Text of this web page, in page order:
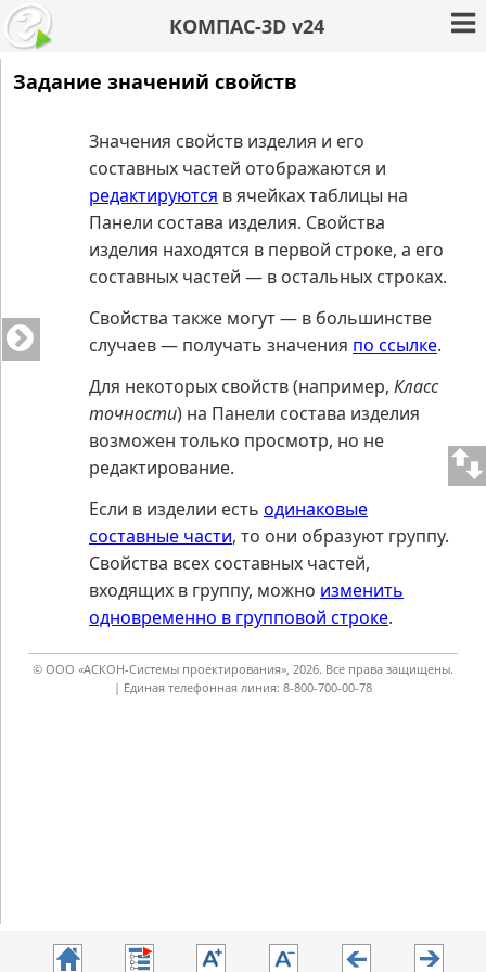
КОМПАС-3D v24
Задание значений свойств
Значения свойств изделия и его
составных частей отображаются и
редактируются в ячейках таблицы на
Панели состава изделия. Свойства
изделия находятся в первой строке, а его
составных частей — в остальных строках.
Свойства также могут — в большинстве
случаев — получать значения по ссылке.
Для некоторых свойств (например, Класс
точности) на Панели состава изделия
возможен только просмотр, но не
редактирование.
Если в изделии есть одинаковые
составные части, то они образуют группу.
Свойства всех составных частей,
входящих в группу, можно изменить
одновременно в групповой строке.
© ООО «АСКОН-Системы проектирования», 2026. Все права защищены.
| Единая телефонная линия: 8-800-700-00-78